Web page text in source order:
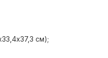
см);
давления.